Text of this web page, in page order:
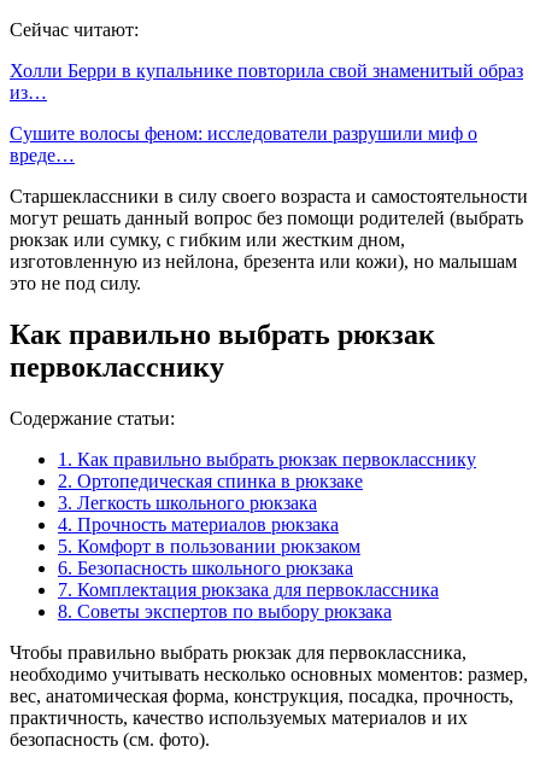
Сейчас читают:
Холли Берри в купальнике повторила свой знаменитый образ
из…
Сушите волосы феном: исследователи разрушили миф о
вреде…
Старшеклассники в силу своего возраста и самостоятельности
могут решать данный вопрос без помощи родителей (выбрать
рюкзак или сумку, с гибким или жестким дном,
изготовленную из нейлона, брезента или кожи), но малышам
это не под силу.
Как правильно выбрать рюкзак
первокласснику
Содержание статьи:
1. Как правильно выбрать рюкзак первокласснику
2. Ортопедическая спинка в рюкзаке
3. Легкость школьного рюкзака
4. Прочность материалов рюкзака
5. Комфорт в пользовании рюкзаком
6. Безопасность школьного рюкзака
7. Комплектация рюкзака для первоклассника
8. Советы экспертов по выбору рюкзака
Чтобы правильно выбрать рюкзак для первоклассника,
необходимо учитывать несколько основных моментов: размер,
вес, анатомическая форма, конструкция, посадка, прочность,
практичность, качество используемых материалов и их
безопасность (см. фото).­